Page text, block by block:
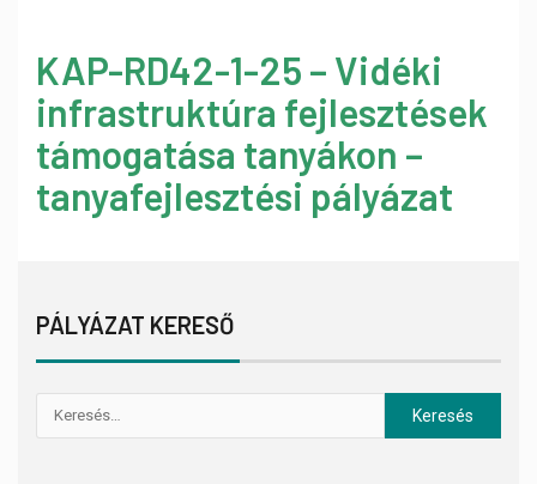
KAP-RD42-1-25 – Vidéki
infrastruktúra fejlesztések
támogatása tanyákon –
tanyafejlesztési pályázat
PÁLYÁZAT KERESŐ